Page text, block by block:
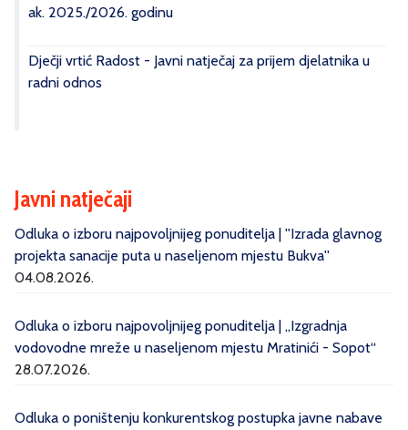
ak. 2025./2026. godinu
Dječji vrtić Radost - Javni natječaj za prijem djelatnika u
radni odnos
Javni natječaji
Odluka o izboru najpovoljnijeg ponuditelja | ''Izrada glavnog
projekta sanacije puta u naseljenom mjestu Bukva''
04.08.2026.
Odluka o izboru najpovoljnijeg ponuditelja | „Izgradnja
vodovodne mreže u naseljenom mjestu Mratinići - Sopot“
28.07.2026.
Odluka o poništenju konkurentskog postupka javne nabave